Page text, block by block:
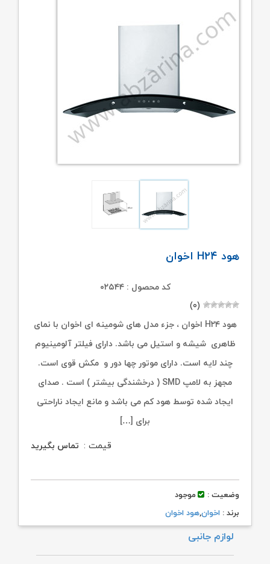
هود H۲۴ اخوان
کد محصول : ۰۲۵۴۴
(۰)
هود H۲۴ اخوان ، جزء مدل های شومینه ای اخوان با نمای
ظاهری شیشه و استیل می باشد. دارای فیلتر آلومینیوم
چند لایه است. دارای موتور چها دور و مکش قوی است.
مجهز به لامپ SMD ( درخشندگی بیشتر ) است . صدای
ایجاد شده توسط هود کم می باشد و مانع ایجاد ناراحتی
برای […]
قیمت : تماس بگیرید
وضعیت :
موجود
برند : اخوان,هود اخوان
لوازم جانبی